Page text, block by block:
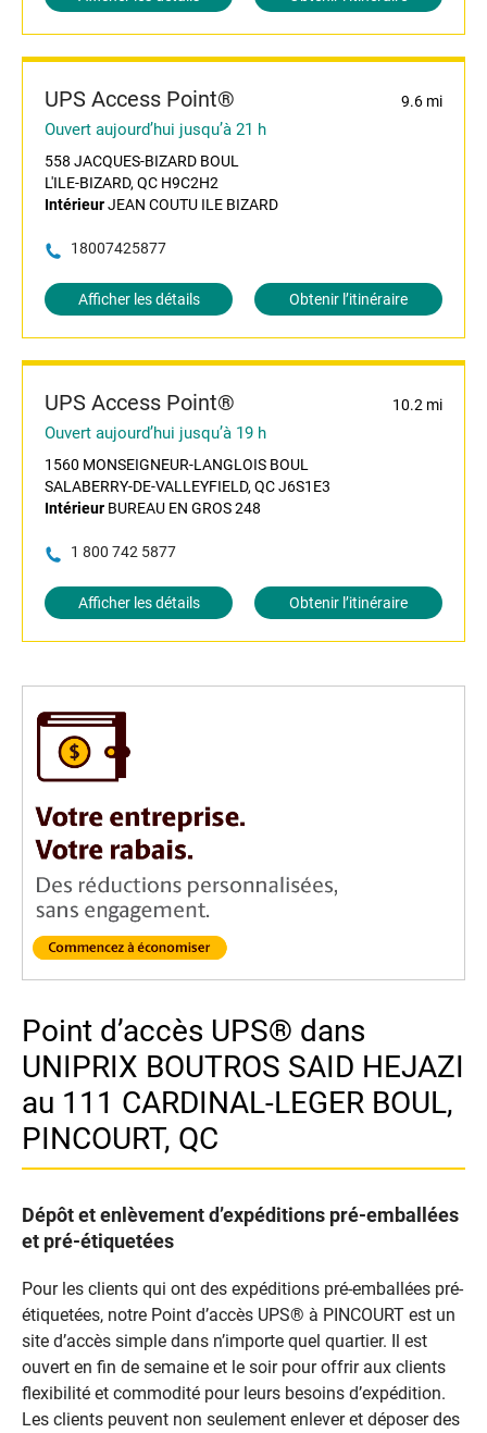
UPS Access Point® 9.6 mi
Ouvert aujourd’hui jusqu’à 21 h
558 JACQUES-BIZARD BOUL
L'ILE-BIZARD, QC H9C2H2
IntérieurJEAN COUTU ILE BIZARD
18007425877
Afficher les détails Obtenir l’itinéraire
UPS Access Point® 10.2 mi
Ouvert aujourd’hui jusqu’à 19 h
1560 MONSEIGNEUR-LANGLOIS BOUL
SALABERRY-DE-VALLEYFIELD, QC J6S1E3
Intérieur BUREAU EN GROS 248
1 800 742 5877
Afficher les détails Obtenir l’itinéraire
Point d’accès UPS® dans
UNIPRIX BOUTROS SAID HEJAZI
au 111 CARDINAL-LEGER BOUL,
PINCOURT, QC
Dépôt et enlèvement d’expéditions pré-emballées
et pré-étiquetées
Pour les clients qui ont des expéditions pré-emballées pré-
étiquetées, notre Point d’accès UPS® à PINCOURT est un
site d’accès simple dans n’importe quel quartier. Il est
ouvert en fin de semaine et le soir pour offrir aux clients
flexibilité et commodité pour leurs besoins d’expédition.
Les clients peuvent non seulement enlever et déposer des